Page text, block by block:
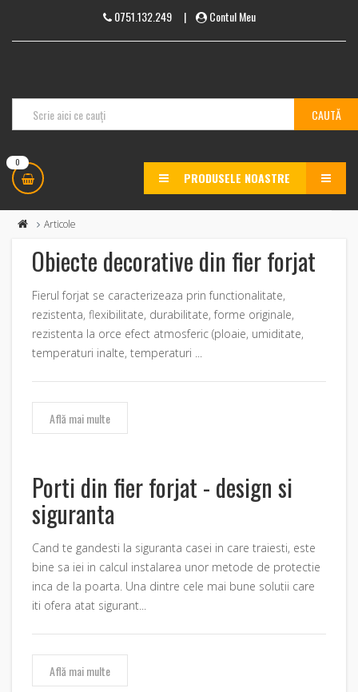
0751.132.249| Contul Meu
0
PRODUSELE NOASTRE MENU
Articole
Obiecte decorative din fier forjat
Fierul forjat se caracterizeaza prin functionalitate,
rezistenta, flexibilitate, durabilitate, forme originale,
rezistenta la orce efect atmosferic (ploaie, umiditate,
temperaturi inalte, temperaturi ...
Află mai multe
Porti din fier forjat - design si
siguranta
Cand te gandesti la siguranta casei in care traiesti, este
bine sa iei in calcul instalarea unor metode de protectie
inca de la poarta. Una dintre cele mai bune solutii care
iti ofera atat sigurant...
Află mai multe